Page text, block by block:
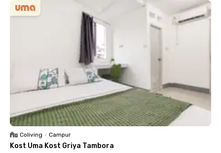
Coliving • Campur
Kost Uma Kost Griya Tambora